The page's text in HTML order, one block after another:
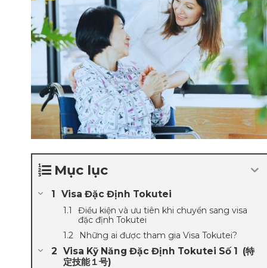
Mục lục
Visa Đặc Định Tokutei
Điều kiện và ưu tiên khi chuyển sang visa
đặc định Tokutei
Những ai được tham gia Visa Tokutei?
Visa Kỹ Năng Đặc Định Tokutei Số 1 (特
定技能１号)